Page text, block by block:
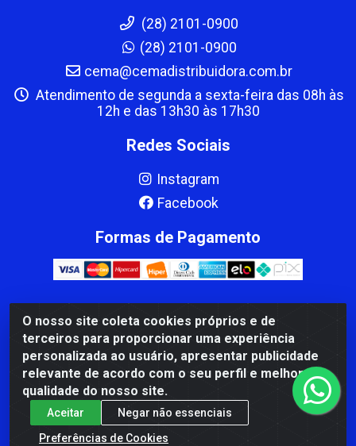
O nosso site coleta cookies próprios e de
terceiros para proporcionar uma experiência
personalizada ao usuário, apresentar publicidade
relevante de acordo com o seu perfil e melhorar a
qualidade do nosso site.
Aceitar
Negar não essenciais
Preferências de Cookies
(28) 2101-0900
(28) 2101-0900
cema@cemadistribuidora.com.br
Atendimento de segunda a sexta-feira das 08h às
12h e das 13h30 às 17h30
Redes Sociais
Instagram
Facebook
Formas de Pagamento
CBP MACEDO COMERCIO PEÇAS LTDA Matriz - av Mauro
Miranda Madureira, 1249 - Coramara , Cachoeiro de
Itapemirim/ES - CEP 29.311-310 - CNPJ 00.502.680/0001-41